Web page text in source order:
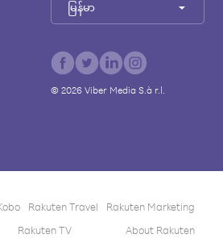
မြန်မာ
© 2026Viber Media S.à r.l.
Rakuten Travel
Rakuten Marketing
Rakuten TV About Rakuten